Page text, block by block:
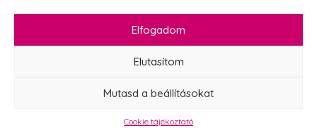
Elfogadom
Elutasítom
Mutasd a beállításokat
Cookie tájékoztató